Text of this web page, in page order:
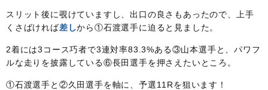
スリット後に覗けていますし、出口の良さもあったので、上手
くさばければ差しから①石渡選手に迫ると見ました。
2着には3コース巧者で3連対率83.3%ある③山本選手と、パワフ
ルな走りを披露している⑥長田選手を押さえたいところ。
①石渡選手と②久田選手を軸に、予選11Rを狙います！